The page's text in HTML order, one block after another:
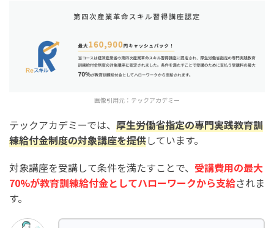
画像引用元： テックアカデミー
テックアカデミーでは、 厚生労働省指定の専門実践教育訓
練給付金制度の対象講座を提供しています。
対象講座を受講して条件を満たすことで、 受講費用の最大
70%が教育訓練給付金としてハローワークから支給されま
す。